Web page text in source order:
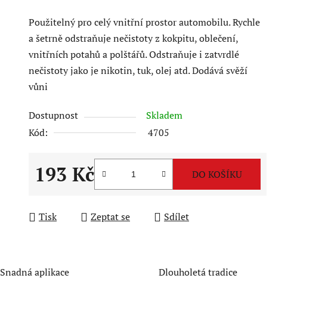
Použitelný pro celý vnitřní prostor automobilu. Rychle
a šetrně odstraňuje nečistoty z kokpitu, oblečení,
vnitřních potahů a polštářů. Odstraňuje i zatvrdlé
nečistoty jako je nikotin, tuk, olej atd. Dodává svěží
vůni
Dostupnost
Skladem
Kód:
4705
193 Kč DO KOŠÍKU
Tisk Zeptat se Sdílet
Snadná aplikace Dlouholetá tradice